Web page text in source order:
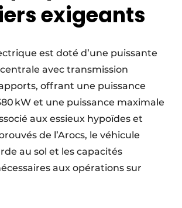
exigeants
est doté d’une puissante
avec transmission
offrant une puissance
kW et une puissance maximale
aux essieux hypoïdes et
de l’Arocs, le véhicule
au sol et les capacités
aux opérations sur